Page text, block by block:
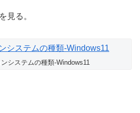
見る。
システムの種類-Windows11